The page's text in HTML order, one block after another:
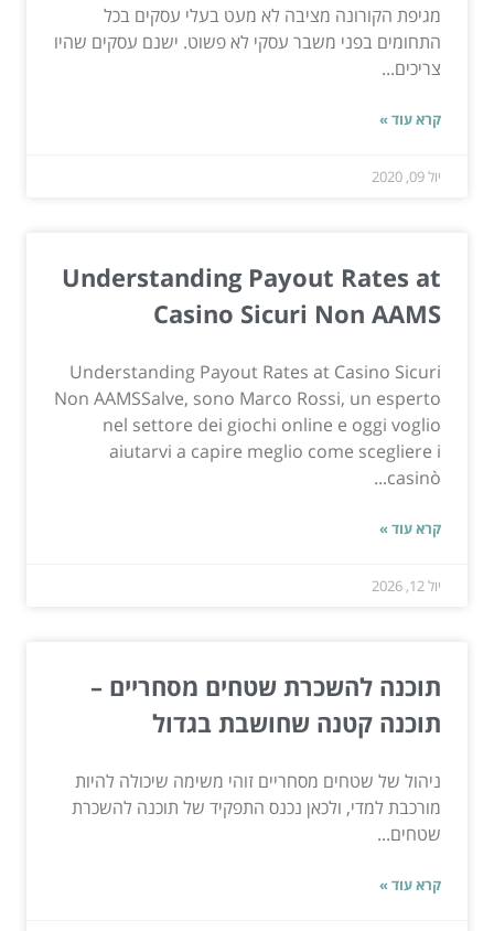
מגיפת הקורונה מציבה לא מעט בעלי עסקים בכל
התחומים בפני משבר עסקי לא פשוט. ישנם עסקים שהיו
צריכים...
קרא עוד »
יול 09, 2020
Understanding Payout Rates at
Casino Sicuri Non AAMS
Understanding Payout Rates at Casino Sicuri
Non AAMSSalve, sono Marco Rossi, un esperto
nel settore dei giochi online e oggi voglio
aiutarvi a capire meglio come scegliere i
casinò...
קרא עוד »
יול 12, 2026
תוכנה להשכרת שטחים מסחריים –
תוכנה קטנה שחושבת בגדול
ניהול של שטחים מסחריים זוהי משימה שיכולה להיות
מורכבת למדי, ולכאן נכנס התפקיד של תוכנה להשכרת
שטחים...
קרא עוד »